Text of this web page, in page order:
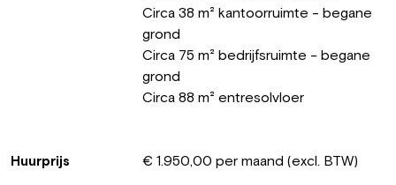
Circa 38 m² kantoorruimte - begane
grond
Circa 75 m² bedrijfsruimte - begane
grond
Circa 88 m² entresolvloer
Huurprijs € 1.950,00 per maand (excl. BTW)